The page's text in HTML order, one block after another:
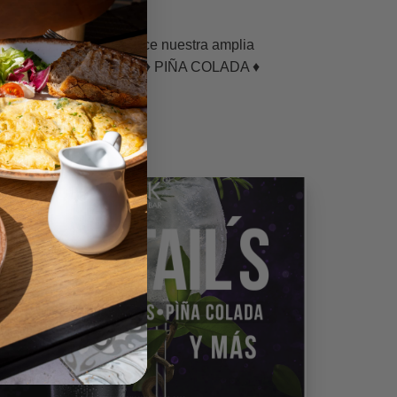
BAR” Conoce nuestra amplia
♦ MOJITOS ♦ PIÑA COLADA ♦